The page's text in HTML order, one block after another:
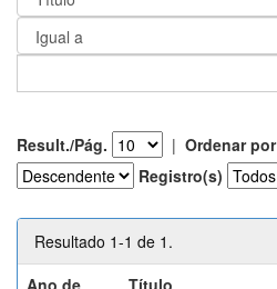
Result./Pág. | Ordenar por
Registro(s)
Resultado 1-1 de 1.
Ano de
Título